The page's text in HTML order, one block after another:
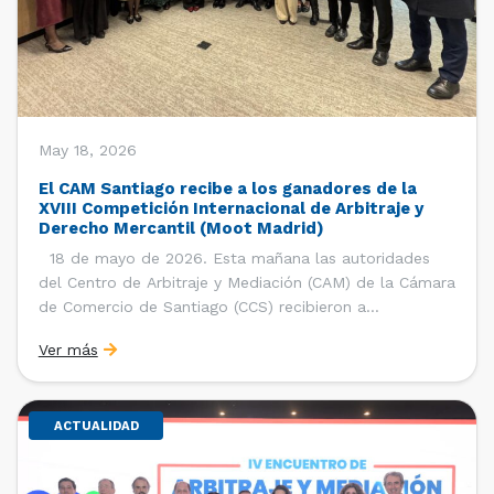
May 18, 2026
El CAM Santiago recibe a los ganadores de la
XVIII Competición Internacional de Arbitraje y
Derecho Mercantil (Moot Madrid)
18 de mayo de 2026. Esta mañana las autoridades
del Centro de Arbitraje y Mediación (CAM) de la Cámara
de Comercio de Santiago (CCS) recibieron a
Facultad de Derecho de la Universidad de Chile que se
consagró como ganador de la […]
Ver más
ACTUALIDAD